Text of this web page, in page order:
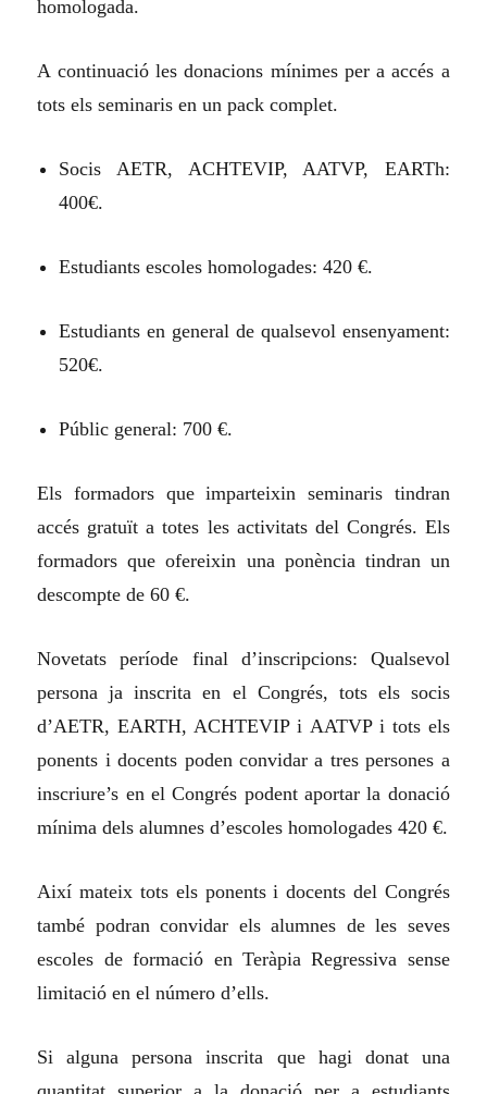
homologada.
A continuació les donacions mínimes per a accés a
tots els seminaris en un pack complet.
Socis AETR, ACHTEVIP, AATVP, EARTh:
400€.
Estudiants escoles homologades: 420 €.
Estudiants en general de qualsevol ensenyament:
520€.
Públic general: 700 €.
Els formadors que imparteixin seminaris tindran
accés gratuït a totes les activitats del Congrés. Els
formadors que ofereixin una ponència tindran un
descompte de 60 €.
Novetats període final d’inscripcions: Qualsevol
persona ja inscrita en el Congrés, tots els socis
d’AETR, EARTH, ACHTEVIP i AATVP i tots els
ponents i docents poden convidar a tres persones a
inscriure’s en el Congrés podent aportar la donació
mínima dels alumnes d’escoles homologades 420 €.
Així mateix tots els ponents i docents del Congrés
també podran convidar els alumnes de les seves
escoles de formació en Teràpia Regressiva sense
limitació en el número d’ells.
Si alguna persona inscrita que hagi donat una